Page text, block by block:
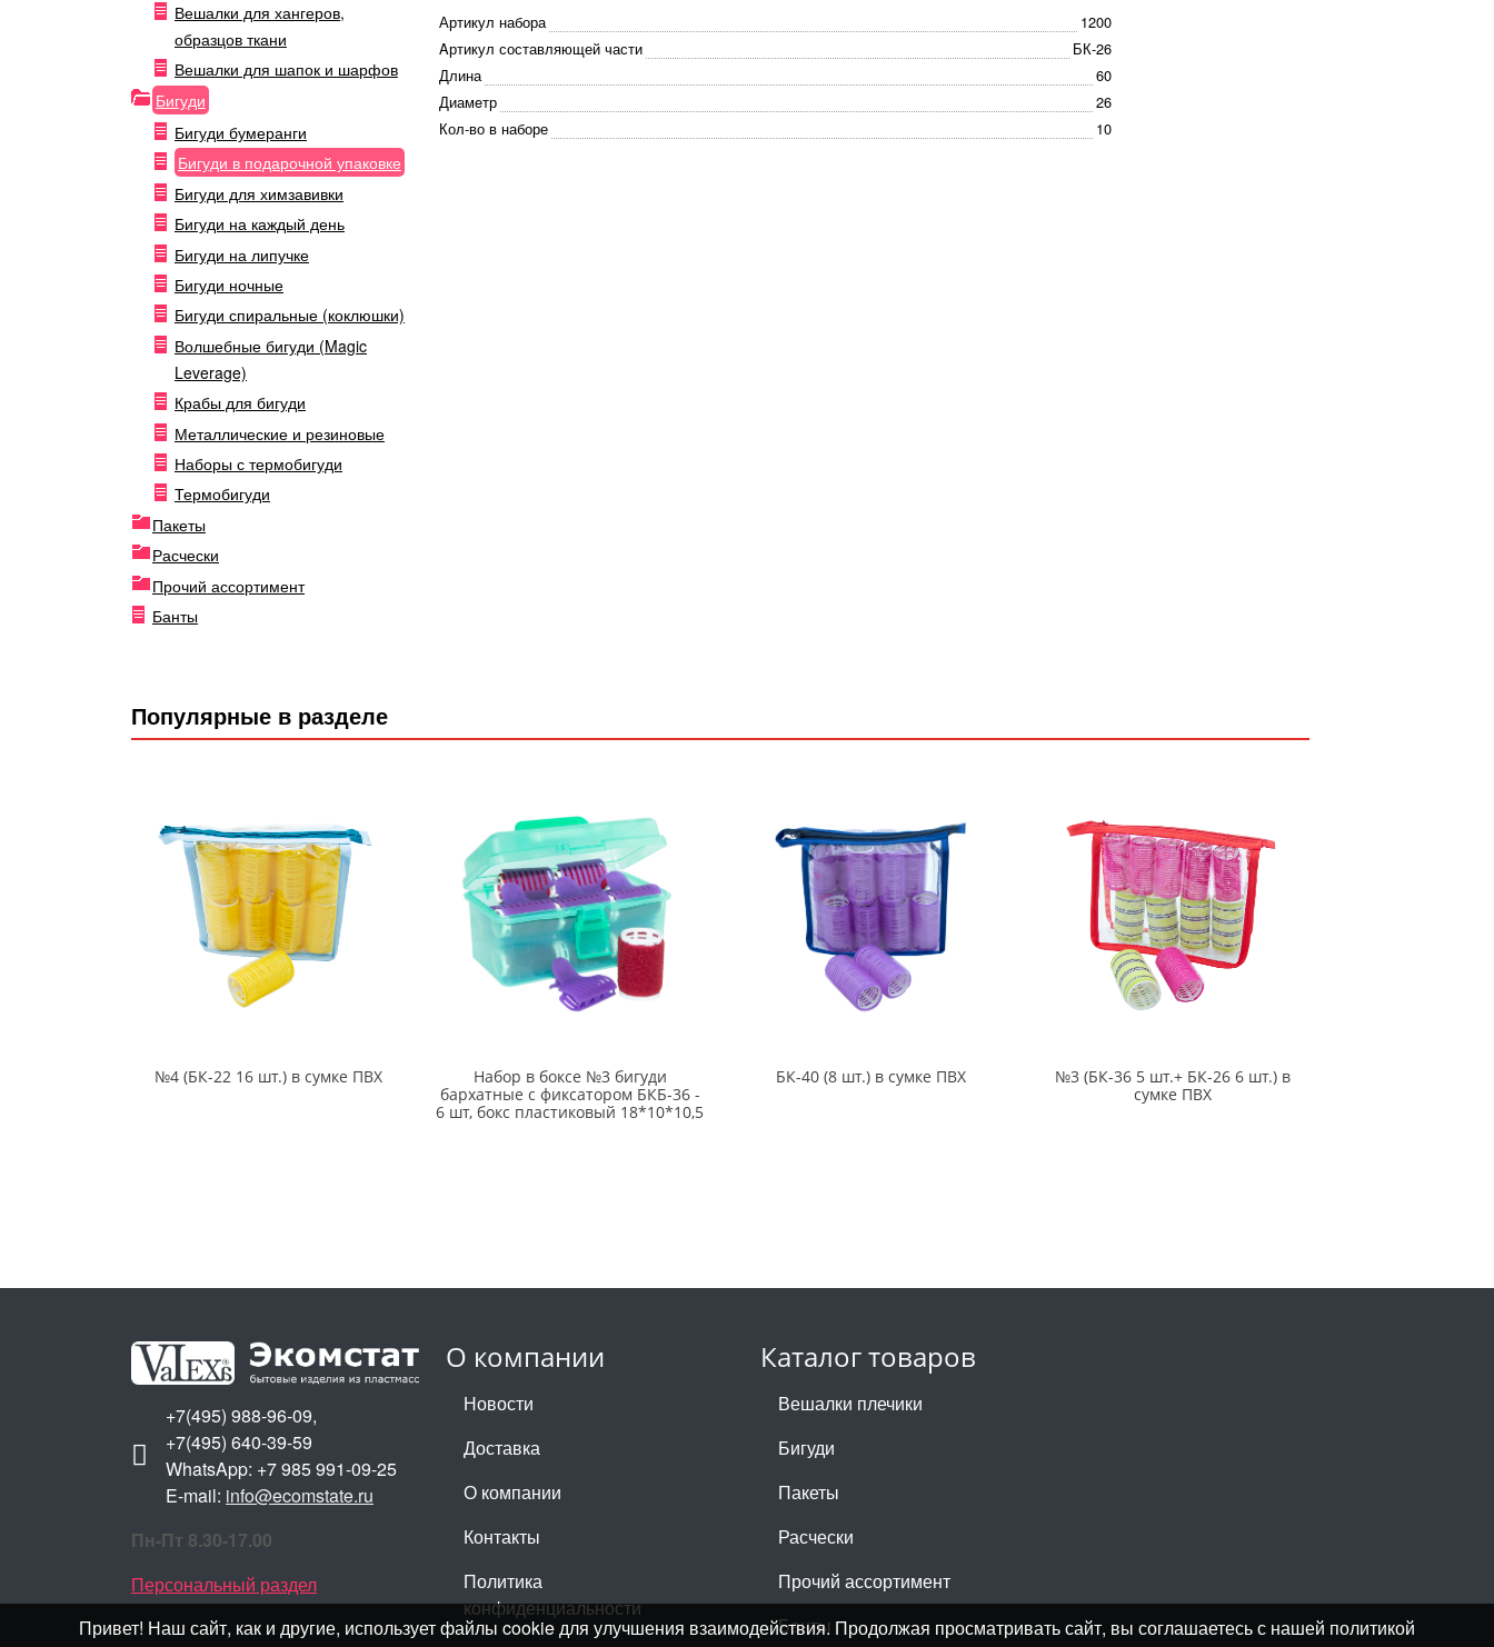
Вешалки для хангеров,
образцов ткани
Вешалки для шапок и шарфов
Бигуди
Бигуди бумеранги
Бигуди в подарочной упаковке
Бигуди для химзавивки
Бигуди на каждый день
Бигуди на липучке
Бигуди ночные
Бигуди спиральные (коклюшки)
Волшебные бигуди (Magic
Leverage)
Крабы для бигуди
Металлические и резиновые
Наборы с термобигуди
Термобигуди
Пакеты
Расчески
Прочий ассортимент
Банты
Артикул набора
1200
Aртикул составляющей части
БК-26
Длина
60
Диамeтр
26
Кол-во в наборе
10
Популярные в разделе
№4 (БК-22 16 шт.) в сумке ПВХ
Набор в боксе №3 бигуди
бархатные с фиксатором БКБ-36 -
6 шт, бокс пластиковый 18*10*10,5
БК-40 (8 шт.) в сумке ПВХ
№3 (БК-36 5 шт.+ БК-26 6 шт.) в
сумке ПВХ
Привет! Наш сайт, как и другие, использует файлы cookie для улучшения взаимодействия. Продолжая просматривать сайт, вы соглашаетесь с нашей политикой
О компании
Новости
Доставка
О компании
Контакты
Политика
конфиденциальности
Каталог товаров
Вешалки плечики
Бигуди
Пакеты
Расчески
Прочий ассортимент
Банты
+7(495) 988-96-09,
+7(495) 640-39-59
WhatsApp: +7 985 991-09-25
E-mail: info@ecomstate.ru
Пн-Пт 8.30-17.00
Персональный раздел